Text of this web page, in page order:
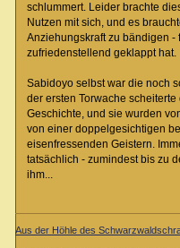
schlummert. Leider brachte
Nutzen mit sich, und es
Anziehungskraft zu bändigen -
zufriedenstellend geklappt hat.
Sabidoyo selbst war die noch
der ersten Torwache
Geschichte, und sie wurden
von einer doppelgesichtigen
eisenfressenden Geistern.
tatsächlich - zumindest bis zu
ihm...
Aus der Höhle des